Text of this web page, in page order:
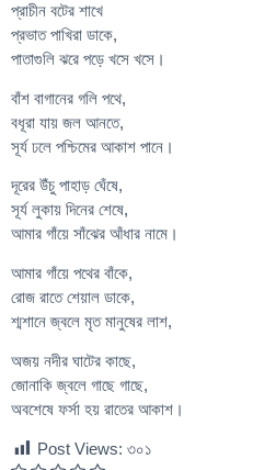
প্রাচীন বটের শাখে
প্রভাত পাখিরা ডাকে,
পাতাগুলি ঝরে পড়ে খসে খসে।
বাঁশ বাগানের গলি পথে,
বধূরা যায় জল আনতে,
সূর্য ঢলে পশ্চিমের আকাশ পানে।
দূরের উঁচু পাহাড় ঘেঁষে,
সূর্য লুকায় দিনের শেষে,
আমার গাঁয়ে সাঁঝের আঁধার নামে।
আমার গাঁয়ে পথের বাঁকে,
রোজ রাতে শেয়াল ডাকে,
শ্মশানে জ্বলে মৃত মানুষের লাশ,
অজয় নদীর ঘাটের কাছে,
জোনাকি জ্বলে গাছে গাছে,
অবশেষে ফর্সা হয় রাতের আকাশ।
Post Views: ৩০১